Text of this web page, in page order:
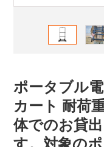
ポータブル
カート 耐荷
体でのお貸